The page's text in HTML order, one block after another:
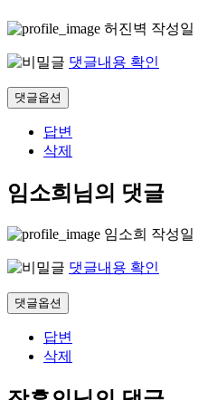
허진벽 작성일
댓글내용 확인
댓글옵션
답변
삭제
임소희님의 댓글
임소희 작성일
댓글내용 확인
댓글옵션
답변
삭제